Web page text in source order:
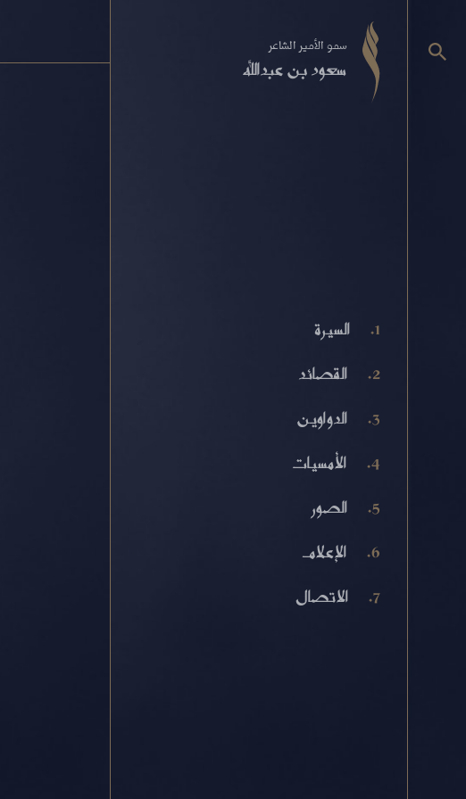
سمو الأمير الشاعر
سعود بن عبدالله
السيرة
القصائد
الدواوين
الأمسيات
الصور
الإعلام
الاتصال